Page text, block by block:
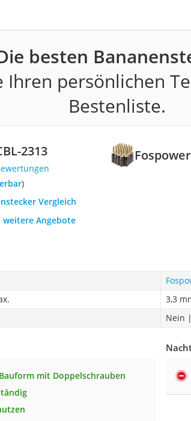
besten
Ihren persönlichen
Bestenliste.
2313
)
Vergleich
Angebote
3,3
Nein
mit Doppelschrauben